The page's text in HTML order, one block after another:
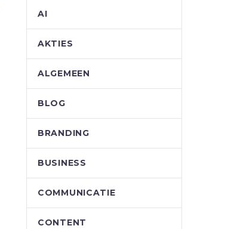
AI
AKTIES
ALGEMEEN
BLOG
BRANDING
BUSINESS
COMMUNICATIE
CONTENT